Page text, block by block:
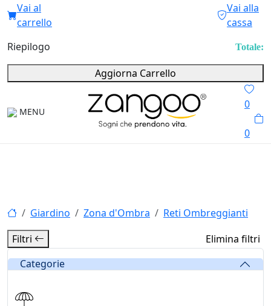
Vai al
carrello
Vai alla
cassa
Riepilogo
Totale:
Aggiorna Carrello
MENU
0
0
Giardino Zona d'Ombra
Reti Ombreggianti
Filtri
Elimina filtri
Categorie